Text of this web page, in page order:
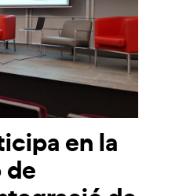
en la
de